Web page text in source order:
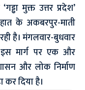
मुक्त उत्तर प्रदेश’
के अकबरपुर-माती
है। मंगलवार-बुधवार
मार्ग पर एक और
और लोक निर्माण
कर दिया है।